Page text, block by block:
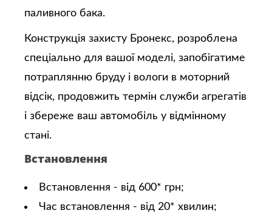
паливного бака.
Конструкція захисту Бронекс, розроблена
спеціально для вашої моделі, запобігатиме
потраплянню бруду і вологи в моторний
відсік, продовжить термін служби агрегатів
і збереже ваш автомобіль у відмінному
стані.
Встановлення
Встановлення - від 600* грн;
Час встановлення - від 20* хвилин;